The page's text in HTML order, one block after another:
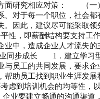
面研究相应对策： （
对于每一个职位，社会
因此，建议尽可能采取
即薪酬结构要支持工
中，造成企业人才流失
步成长 1．建立学习型
员工的共同发展，要求
助员工找到职业生涯发
到培训机会的均等性，
要建立畅通的沟通渠道